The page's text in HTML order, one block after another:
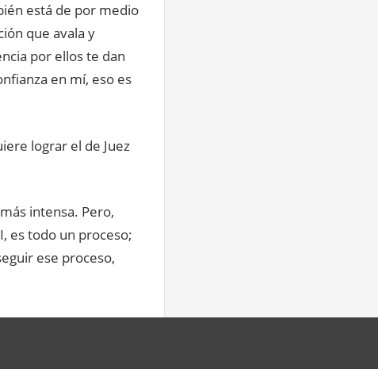
está de por medio
que avala y
por ellos te dan
en mí, eso es
lograr el de Juez
intensa. Pero,
es todo un proceso;
ese proceso,